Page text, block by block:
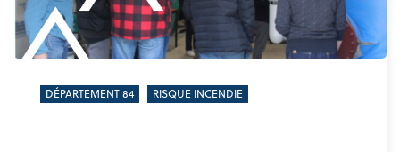
DÉPARTEMENT 84 RISQUE INCENDIE